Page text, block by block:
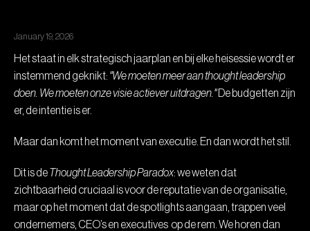
January 19, 2026
Het staat in elk strategisch jaarplan en bij elke heisessie wordt er
instemmend geknikt: "We moeten meer aan thought leadership
doen. We moeten onze visie actiever uitdragen."De budgetten zijn
er, de intentie is er.
Maar dan komt het moment van executie. En dan wordt het stil.
Dit is de Thought Leadership Paradox: we weten dat
zichtbaarheid cruciaal is voor de reputatie van de organisatie,
maar op het moment dat de spotlights aangaan, trappen veel
ondernemers, CEO’s en executives op de rem. We horen dan